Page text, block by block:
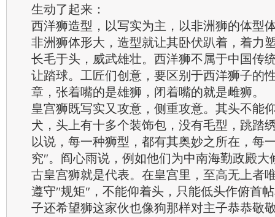
生动了起来：
西洋狮造型，以写实为主，以非洲狮的体型
非洲狮体形大，造型就让其卧伏趴着，着力
长毛于头，威武雄壮。西洋狮不属于中国传
让踏球。工匠们创意，要区别于西洋狮子的
章，张着嘴的是雄狮，闭着嘴的就是雌狮。
皇宫狮既写实又攻意，侧重攻意。其头不能
犬，头上有十多个装饰包，没有毛型，跳踏
以说，每一种狮型，都有其奥妙之所在，每
究″。阎心雨说，例如他们为中南海勤政殿大
古皇宫狮就是代表。在皇宫里，至高无上者
遵守″规矩″，不能仰着头，只能低头作俯首
子还希望狮这家伙也像狗那样对主子恭恭敬